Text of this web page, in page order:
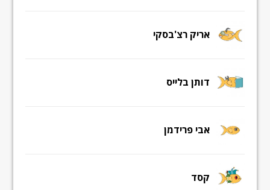
אריק רצ'בסקי
דותן בלייס
אבי פרידמן
קסד